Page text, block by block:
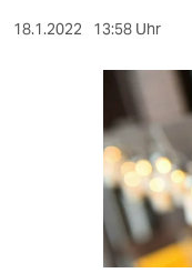
berlin
wahrheit
veranstaltungen
18.1.2022 13:58 Uhr